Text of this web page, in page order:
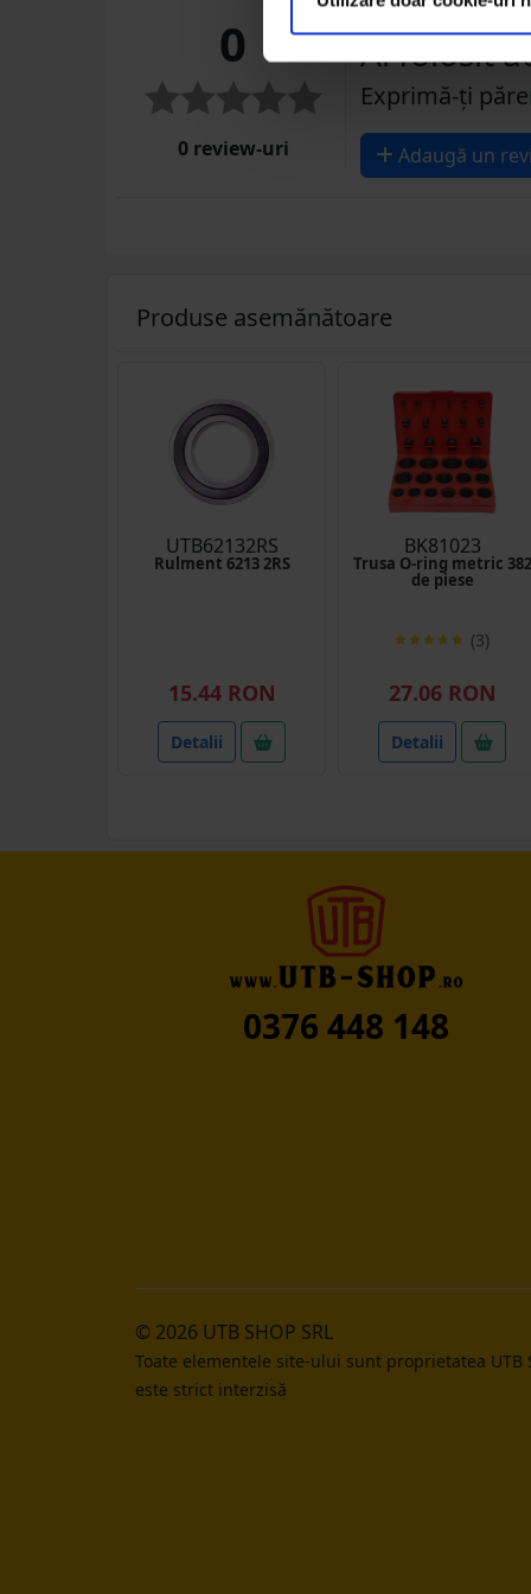
0
0 review-uri
Ai folosit
Exprimă-ți
Adaugă un
Produse asemănătoare
UTB62132RS
Rulment 6213 2RS
15.44 RON
Detalii
BK81023
Trusa O-ring metric 382
de piese
(3)
27.06 RON
Detalii
0376 448 148
© 2026 UTB SHOP SRL
Toate elementele site-ului sunt proprietatea UTB
este strict interzisă